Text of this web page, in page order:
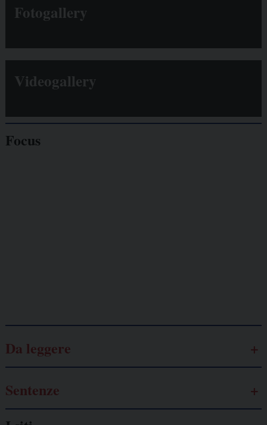
Fotogallery
Videogallery
Focus
Da leggere
Sentenze